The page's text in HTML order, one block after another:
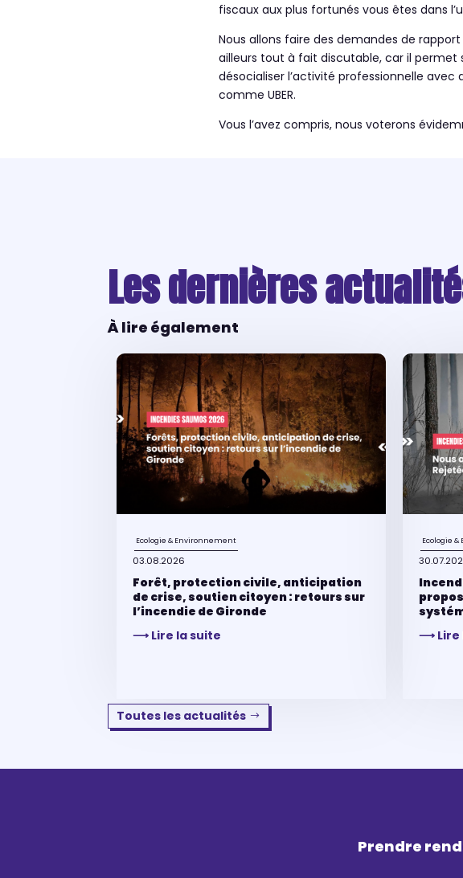
fiscaux aux plus fortunés vous êtes dans
Nous allons faire des demandes de
ailleurs tout à fait discutable, car il
désocialiser l’activité professionnelle avec
comme UBER.
Vous l’avez compris, nous voterons
Les dernières
À lire également
Ecologie & Environnement
03.08.2026
Forêt, protection civile, anticipation
de crise, soutien citoyen : retours sur
l’incendie de Gironde
⟶ Lire la suite
Ecologie
⟶ Lire
Toutes les actualités
Prendre